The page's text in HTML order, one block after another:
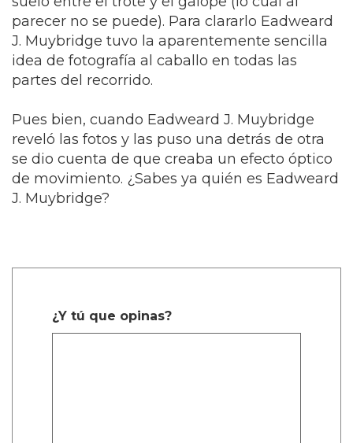
parecer no se puede). Para clararlo Eadweard
J. Muybridge tuvo la aparentemente sencilla
idea de fotografía al caballo en todas las
partes del recorrido.
Pues bien, cuando Eadweard J. Muybridge
reveló las fotos y las puso una detrás de otra
se dio cuenta de que creaba un efecto óptico
de movimiento. ¿Sabes ya quién es Eadweard
J. Muybridge?
¿Y tú que opinas?